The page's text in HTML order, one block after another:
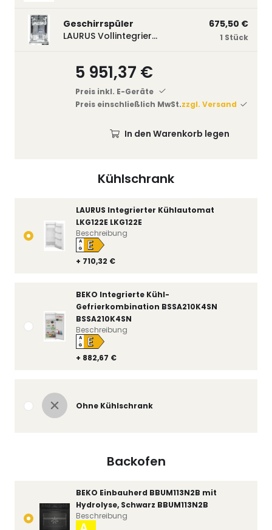
Kühlschrank
LAURUS Integrierter Kühlautomat
LKG122E LKG122E
+ 710,32 €
A
↑
G E
Beschreibung
BEKO Integrierte Kühl-
Gefrierkombination BSSA210K4SN
BSSA210K4SN
+ 882,67 €
A
↑
G E
Beschreibung
Ohne Kühlschrank
Backofen
BEKO Einbauherd BBUM113N2B mit
Hydrolyse, Schwarz BBUM113N2B
Beschreibung
Geschirrspüler
LAURUS Vollintegrierter Geschirrspüler LSV45-3, 450 mm breit, 3 Programme LSV45-3
675,50 €
1 Stück
5 951,37 €
Preis inkl. E-Geräte
Preis einschließlich MwSt.zzgl. Versand
In den Warenkorb legen